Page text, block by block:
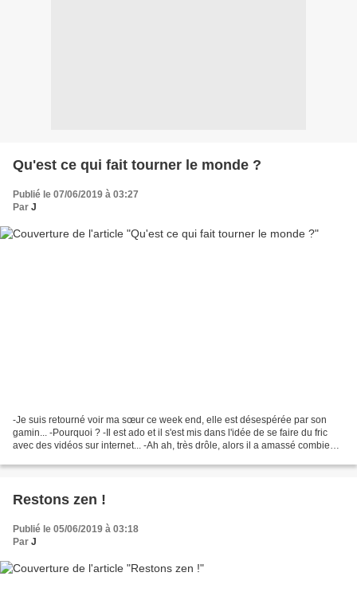
Qu'est ce qui fait tourner le monde ?
Publié le 07/06/2019 à 03:27
Par J
-Je suis retourné voir ma sœur ce week end, elle est désespérée par son
gamin... -Pourquoi ? -Il est ado et il s'est mis dans l'idée de se faire du fric
avec des vidéos sur internet... -Ah ah, très drôle, alors il a amassé combien ?
Restons zen !
Publié le 05/06/2019 à 03:18
Par J